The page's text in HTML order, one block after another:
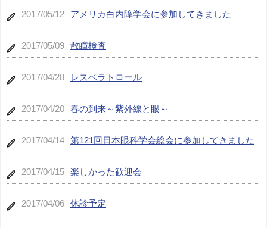
2017/05/12 アメリカ白内障学会に参加してきました
2017/05/09 散瞳検査
2017/04/28 レスベラトロール
2017/04/20 春の到来～紫外線と眼～
2017/04/14 第121回日本眼科学会総会に参加してきました
2017/04/15 楽しかった歓迎会
2017/04/06 休診予定